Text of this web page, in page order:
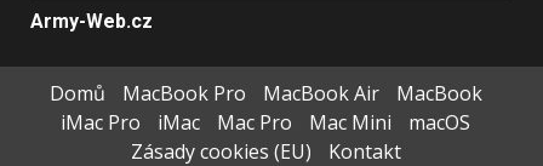
Army-Web.cz
Domů MacBook Pro MacBook Air
MacBook
iMac Pro
iMac Mac Pro Mac Mini
macOS
Zásady cookies (EU)
Kontakt